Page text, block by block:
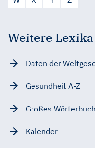
Weitere Lexika
Daten der
Gesundheit A-Z
Großes
Kalender